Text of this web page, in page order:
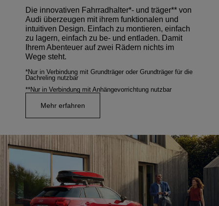
Die innovativen Fahrradhalter*- und träger** von
Audi überzeugen mit ihrem funktionalen und
intuitiven Design. Einfach zu montieren, einfach
zu lagern, einfach zu be- und entladen. Damit
Ihrem Abenteuer auf zwei Rädern nichts im
Wege steht.
*Nur in Verbindung mit Grundträger oder Grundträger für die
Dachreling nutzbar
**Nur in Verbindung mit Anhängevorrichtung nutzbar
Mehr erfahren